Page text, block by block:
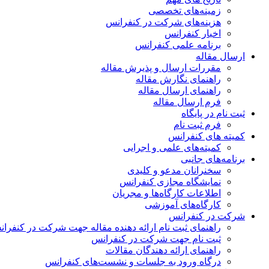
زمینه‌های تخصصی
هزینه‌های شرکت در کنفرانس
اخبار کنفرانس
برنامه علمی کنفرانس
ارسال مقاله
مقررات ارسال و پذیرش مقاله
راهنمای نگارش مقاله
راهنمای ارسال مقاله
فرم ارسال مقاله
ثبت نام در پایگاه
فرم ثبت نام
کمیته های کنفرانس
کمیته‌های علمی و اجرایی
برنامه‌های جانبی
سخنرانان مدعو و کلیدی
نمایشگاه مجازی کنفرانس
اطلاعات کارگاه‌ها و مجریان
کارگاه‌های آموزشی
شرکت در کنفرانس
راهنمای ثبت نام ارائه دهنده مقاله جهت شرکت در
ثبت نام جهت شرکت در کنفرانس
راهنمای ارائه دهندگان مقالات
درگاه ورود به جلسات و نشست‌های کنفرانس